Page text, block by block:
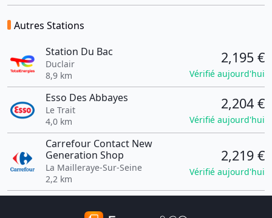
Autres Stations
Station Du Bac
Duclair
8,9 km
2,195 €
Vérifié aujourd'hui
Esso Des Abbayes
Le Trait
4,0 km
2,204 €
Vérifié aujourd'hui
Carrefour Contact New
Generation Shop
La Mailleraye-Sur-Seine
2,2 km
2,219 €
Vérifié aujourd'hui